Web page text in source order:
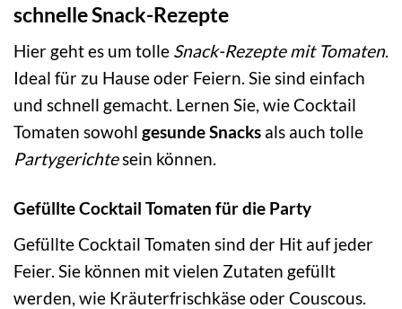
schnelle Snack-Rezepte
Hier geht es um tolle Snack-Rezepte mit Tomaten.
Ideal für zu Hause oder Feiern. Sie sind einfach
und schnell gemacht. Lernen Sie, wie Cocktail
Tomaten sowohl gesunde Snacks als auch tolle
Partygerichtesein können.
Gefüllte Cocktail Tomaten für die Party
Gefüllte Cocktail Tomaten sind der Hit auf jeder
Feier. Sie können mit vielen Zutaten gefüllt
werden, wie Kräuterfrischkäse oder Couscous.